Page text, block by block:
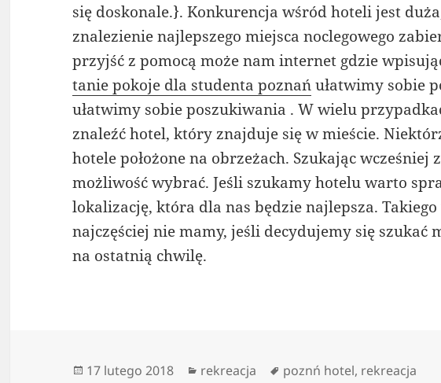
się doskonale.}. Konkurencja wśród hoteli jest
znalezienie najlepszego miejsca noclegowego
przyjść z pomocą może nam internet gdzie
tanie pokoje dla studenta poznańułatwimy sobie
ułatwimy sobie poszukiwania . W wielu
znaleźć hotel, który znajduje się w mieście.
hotele położone na obrzeżach. Szukając wcześniej
możliwość wybrać. Jeśli szukamy hotelu warto
lokalizację, która dla nas będzie najlepsza.
najczęściej nie mamy, jeśli decydujemy się szukać
na ostatnią chwilę.
Data
17 lutego 2018 Kategorie
rekreacja Tagi
poznń hotel, rekreacja